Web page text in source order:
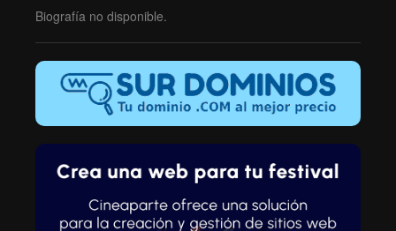
Biografía no disponible.